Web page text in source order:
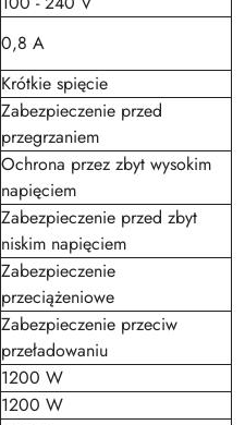
0,8 A
Krótkie spięcie
Zabezpieczenie przed
przegrzaniem
Ochrona przez zbyt wysokim
napięciem
Zabezpieczenie przed zbyt
niskim napięciem
Zabezpieczenie
przeciążeniowe
Zabezpieczenie przeciw
przeładowaniu
1200 W
1200 W